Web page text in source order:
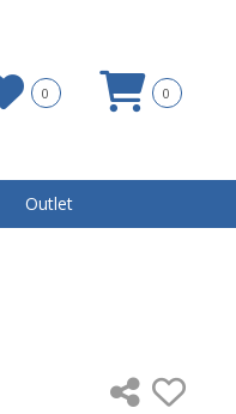
0
0
Outlet